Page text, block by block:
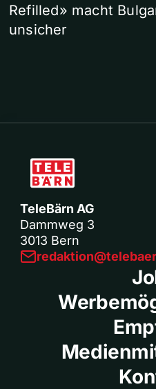
Refilled» macht
unsicher
TeleBärn AG
Dammweg 3
3013 Bern